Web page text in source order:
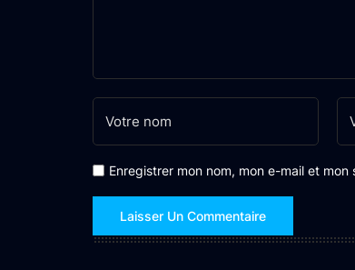
Enregistrer mon nom, mon e-mail et